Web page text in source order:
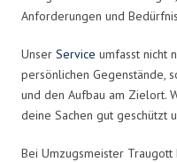
Anforderungen und
Unser Service umfasst nicht
persönlichen Gegenstände,
und den Aufbau am Zielort.
deine Sachen gut geschützt
Bei Umzugsmeister Traugott